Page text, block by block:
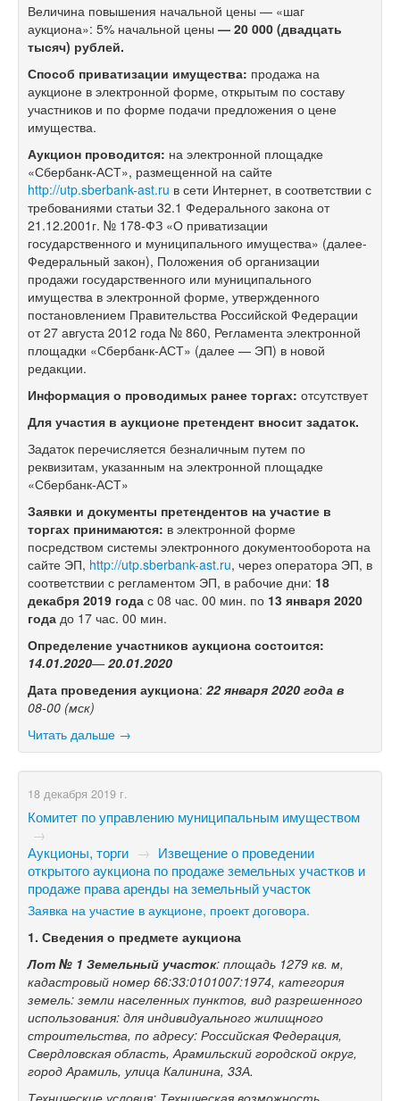
Величина повышения начальной цены — «шаг
аукциона»: 5% начальной цены — 20 000 (двадцать
тысяч) рублей.
Способ приватизации имущества: продажа на
аукционе в электронной форме, открытым по составу
участников и по форме подачи предложения о цене
имущества.
Аукцион проводится: на электронной площадке
«Сбербанк-АСТ», размещенной на сайте
http://utp.sberbank-ast.ru в сети Интернет, в соответствии с
требованиями статьи 32.1 Федерального закона от
21.12.2001г. № 178-ФЗ «О приватизации
государственного и муниципального имущества» (далее-
Федеральный закон), Положения об организации
продажи государственного или муниципального
имущества в электронной форме, утвержденного
постановлением Правительства Российской Федерации
от 27 августа 2012 года № 860, Регламента электронной
площадки «Сбербанк-АСТ» (далее — ЭП) в новой
редакции.
Информация о проводимых ранее торгах: отсутствует
Для участия в аукционе претендент вносит задаток.
Задаток перечисляется безналичным путем по
реквизитам, указанным на электронной площадке
«Сбербанк-АСТ»
Заявки и документы претендентов на участие в
торгах принимаются: в электронной форме
посредством системы электронного документооборота на
сайте ЭП, http://utp.sberbank-ast.ru, через оператора ЭП, в
соответствии с регламентом ЭП, в рабочие дни: 18
декабря 2019 года с 08 час. 00 мин. по 13 января 2020
года до 17 час. 00 мин.
Определение участников аукциона состоится:
14.01.2020—20.01.2020
Дата проведения аукциона: 22 января 2020 года в
08-00 (мск)
Читать дальше →
18 декабря 2019 г.
Комитет по управлению муниципальным имуществом
→
Аукционы, торги → Извещение о проведении
открытого аукциона по продаже земельных участков и
продаже права аренды на земельный участок
Заявка на участие в аукционе, проект договора.
1. Сведения о предмете аукциона
Лот № 1 Земельный участок: площадь 1279 кв. м,
кадастровый номер 66:33:0101007:1974, категория
земель: земли населенных пунктов, вид разрешенного
использования: для индивидуального жилищного
строительства, по адресу: Российская Федерация,
Свердловская область, Арамильский городской округ,
город Арамиль, улица Калинина, 33А.